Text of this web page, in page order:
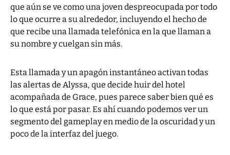
que aún se ve como una joven despreocupada por todo
lo que ocurre a su alrededor, incluyendo el hecho de
que recibe una llamada telefónica en la que llaman a
su nombre y cuelgan sin más.
Esta llamada y un apagón instantáneo activan todas
las alertas de Alyssa, que decide huir del hotel
acompañada de Grace, pues parece saber bien qué es
lo que está por pasar. Es ahí cuando podemos ver un
segmento del gameplay en medio de la oscuridad y un
poco de la interfaz del juego.